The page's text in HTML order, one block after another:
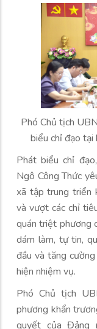
Phó Chủ tịch
biểu chỉ đạo tại
Phát biểu chỉ
Ngô Công Thức
xã tập trung triển
và vượt các chỉ
quán triệt phương
dám làm, tự tin,
đầu và tăng
hiện nhiệm vụ.
Phó Chủ tịch
phương khẩn
quyết của